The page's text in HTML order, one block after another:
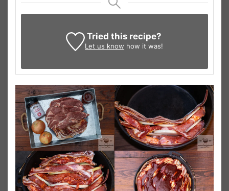
Tried this recipe?
Let us know how it was!